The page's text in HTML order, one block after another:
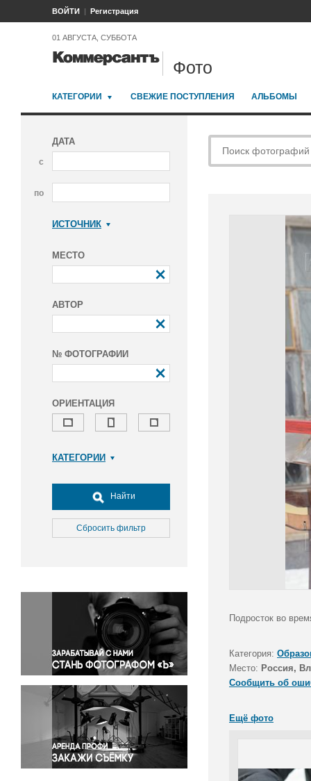
ВОЙТИ Регистрация
01 АВГУСТА, СУББОТА
Фото
КАТЕГОРИИ СВЕЖИЕ ПОСТУПЛЕНИЯ АЛЬБОМЫ
ДАТА
с
по
ИСТОЧНИК
МЕСТО
АВТОР
№ ФОТОГРАФИИ
ОРИЕНТАЦИЯ
КАТЕГОРИИ
Досуг, туризм и отдых
Культура
Медицина
Окружающая среда
Политика
Правосудие
Происшествия и конфликты
Религия
Светская жизнь
Спорт
Экология
Экономика и бизнес
Найти
Сбросить фильтр
Подросток во
Категория:
Место: Россия,
Сообщить об
Ещё фото